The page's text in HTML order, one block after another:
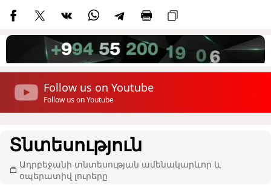
Follow us on Youtube
Follow us on Youtube
Տնտեսություն
Ադրբեջանի տնտեսության ամենակարևոր և
օպերատիվ լուրերը